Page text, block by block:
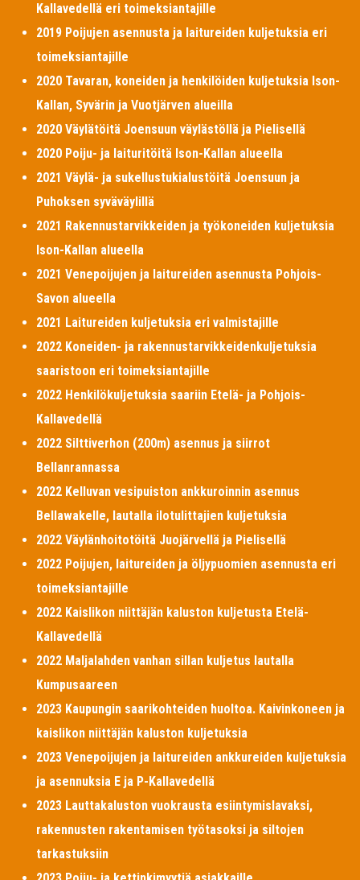
Kallavedellä eri toimeksiantajille
2019 Poijujen asennusta ja laitureiden kuljetuksia eri
toimeksiantajille
2020 Tavaran, koneiden ja henkilöiden kuljetuksia Ison-
Kallan, Syvärin ja Vuotjärven alueilla
2020 Väylätöitä Joensuun väylästöllä ja Pielisellä
2020 Poiju- ja laituritöitä Ison-Kallan alueella
2021 Väylä- ja sukellustukialustöitä Joensuun ja
Puhoksen syväväylillä
2021 Rakennustarvikkeiden ja työkoneiden kuljetuksia
Ison-Kallan alueella
2021 Venepoijujen ja laitureiden asennusta Pohjois-
Savon alueella
2021 Laitureiden kuljetuksia eri valmistajille
2022 Koneiden- ja rakennustarvikkeidenkuljetuksia
saaristoon eri toimeksiantajille
2022 Henkilökuljetuksia saariin Etelä- ja Pohjois-
Kallavedellä
2022 Silttiverhon (200m) asennus ja siirrot
Bellanrannassa
2022 Kelluvan vesipuiston ankkuroinnin asennus
Bellawakelle, lautalla ilotulittajien kuljetuksia
2022 Väylänhoitotöitä Juojärvellä ja Pielisellä
2022 Poijujen, laitureiden ja öljypuomien asennusta eri
toimeksiantajille
2022 Kaislikon niittäjän kaluston kuljetusta Etelä-
Kallavedellä
2022 Maljalahden vanhan sillan kuljetus lautalla
Kumpusaareen
2023 Kaupungin saarikohteiden huoltoa. Kaivinkoneen ja
kaislikon niittäjän kaluston kuljetuksia
2023 Venepoijujen ja laitureiden ankkureiden kuljetuksia
ja asennuksia E ja P-Kallavedellä
2023 Lauttakaluston vuokrausta esiintymislavaksi,
rakennusten rakentamisen työtasoksi ja siltojen
tarkastuksiin